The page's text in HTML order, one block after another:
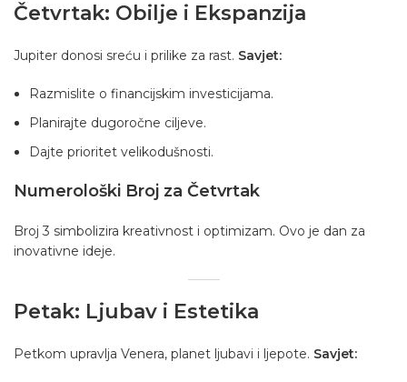
Četvrtak: Obilje i Ekspanzija
Jupiter donosi sreću i prilike za rast. Savjet:
Razmislite o financijskim investicijama.
Planirajte dugoročne ciljeve.
Dajte prioritet velikodušnosti.
Numerološki Broj za Četvrtak
Broj 3 simbolizira kreativnost i optimizam. Ovo je dan za
inovativne ideje.
Petak: Ljubav i Estetika
Petkom upravlja Venera, planet ljubavi i ljepote. Savjet: